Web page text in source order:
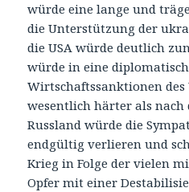
würde eine lange und
die Unterstützung der
die USA würde deutlich
würde in eine
Wirtschaftssanktionen des
wesentlich härter als
Russland würde die
endgültig verlieren und
Krieg in Folge der vielen
Opfer mit einer